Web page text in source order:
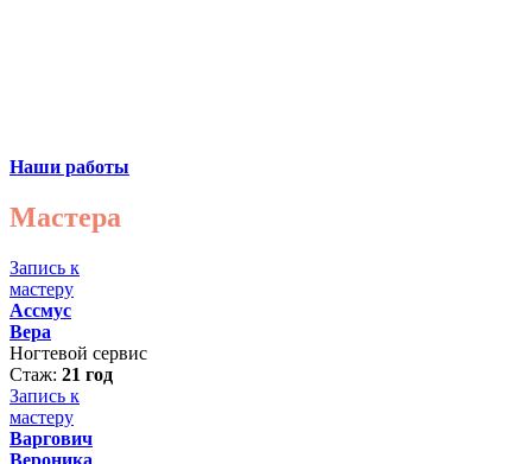
Наши работы
Мастера
Запись к
мастеру
Ассмус
Вера
Ногтевой сервис
Стаж: 21 год
Запись к
мастеру
Варгович